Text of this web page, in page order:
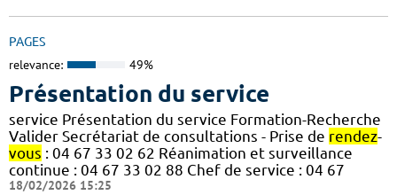
PAGES
relevance: 49%
Présentation du service
service Présentation du service Formation-Recherche
Valider Secrétariat de consultations - Prise de rendez-
vous : 04 67 33 02 62 Réanimation et surveillance
continue : 04 67 33 02 88 Chef de service : 04 67
18/02/2026 15:25